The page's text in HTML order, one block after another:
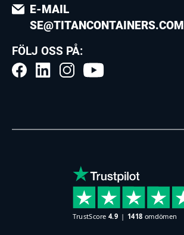
E-MAIL
SE@TITANCONTAINERS.COM
FÖLJ OSS PÅ: